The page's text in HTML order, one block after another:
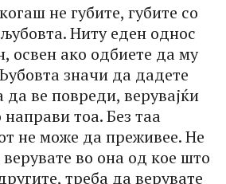
не губите, губите со
Ниту еден однос
освен ако одбиете да му
значи да дадете
ве повреди, верувајќи
тоа. Без таа
не може да преживее. Не
во она од кое што
треба да верувате